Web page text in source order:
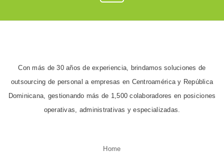
Con más de 30 años de experiencia, brindamos soluciones de
outsourcing de personal a empresas en Centroamérica y República
Dominicana, gestionando más de 1,500 colaboradores en posiciones
operativas, administrativas y especializadas.
Home